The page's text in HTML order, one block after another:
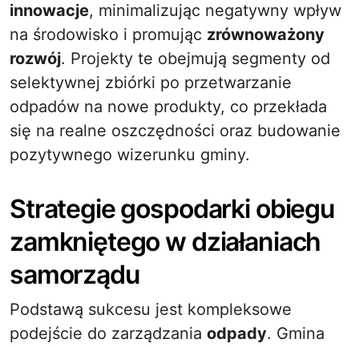
innowacje, minimalizując negatywny wpływ
na środowisko i promując zrównoważony
rozwój. Projekty te obejmują segmenty od
selektywnej zbiórki po przetwarzanie
odpadów na nowe produkty, co przekłada
się na realne oszczędności oraz budowanie
pozytywnego wizerunku gminy.
Strategie gospodarki obiegu
zamkniętego w działaniach
samorządu
Podstawą sukcesu jest kompleksowe
podejście do zarządzania odpady. Gmina